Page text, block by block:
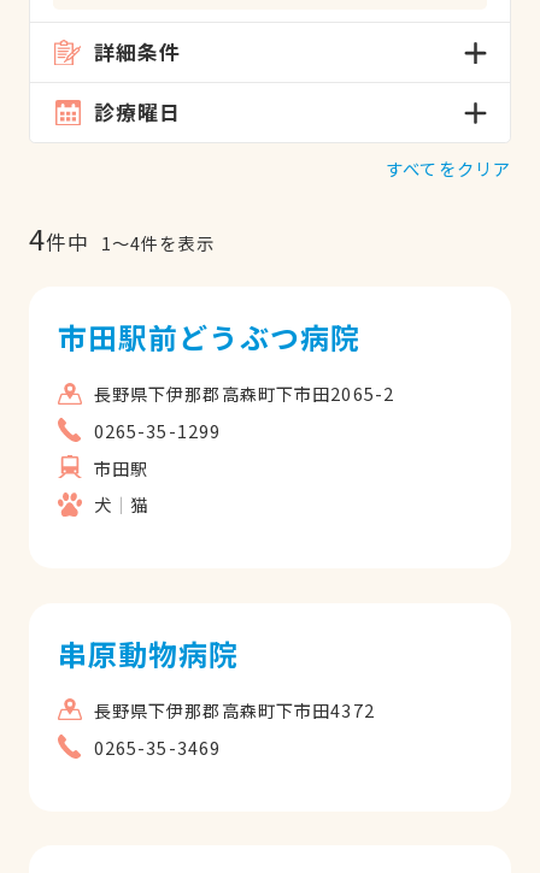
詳細条件
診療曜日
すべてをクリア
4件中 1〜4件を表示
市田駅前どうぶつ病院
長野県下伊那郡高森町下市田2065-2
0265-35-1299
市田駅
犬
猫
串原動物病院
長野県下伊那郡高森町下市田4372
0265-35-3469